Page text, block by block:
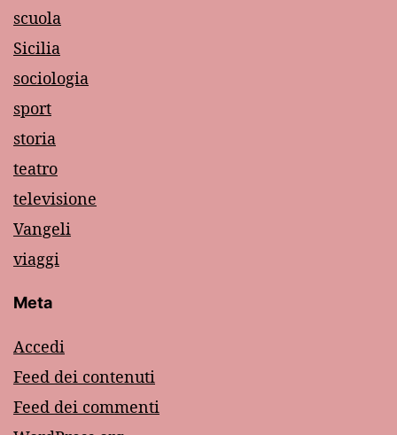
scuola
Sicilia
sociologia
sport
storia
teatro
televisione
Vangeli
viaggi
Meta
Accedi
Feed dei contenuti
Feed dei commenti